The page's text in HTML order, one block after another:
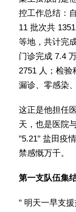
控工作总结：
11 批次共
等地，共计完
门诊完成 7.4
2751 人；检验
漏诊、零感染
这正是他担任
天，也是医院
"5.21" 盐田疫
禁感慨万千。
第一支队伍集
" 明天一早支